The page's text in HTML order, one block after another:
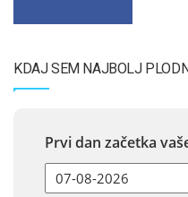
KDAJ SEM NAJBOLJ
Prvi dan začetka